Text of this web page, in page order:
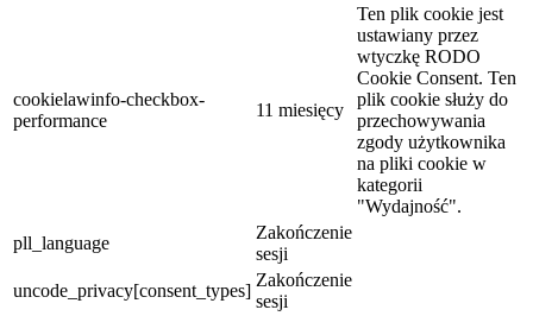
cookielawinfo-checkbox-
performance
11 miesięcy
Ten plik cookie jest
ustawiany przez
wtyczkę RODO
Cookie Consent. Ten
plik cookie służy do
przechowywania
zgody użytkownika
na pliki cookie w
kategorii
"Wydajność".
pll_language
Zakończenie
sesji
uncode_privacy[consent_types]
Zakończenie
sesji